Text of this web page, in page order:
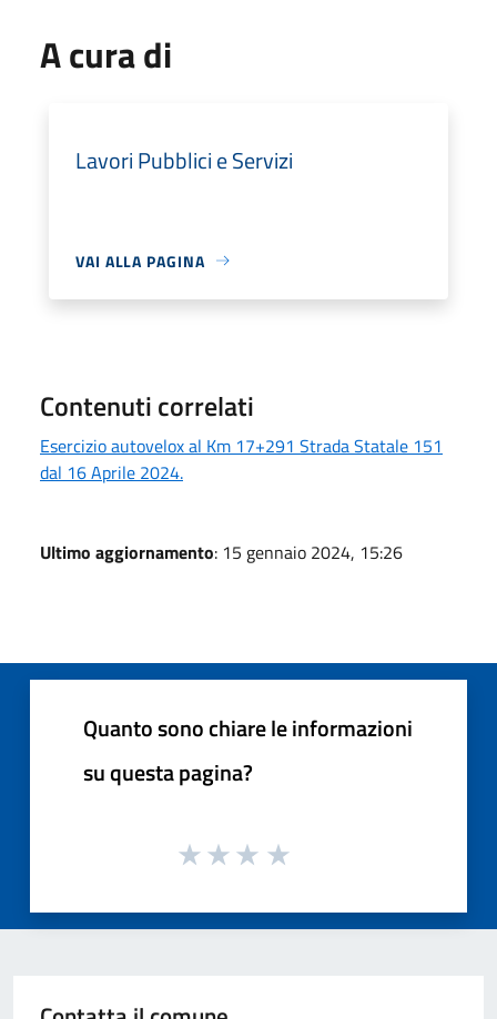
A cura di
Lavori Pubblici e Servizi
VAI ALLA PAGINA
Contenuti correlati
Esercizio autovelox al Km 17+291 Strada Statale 151
dal 16 Aprile 2024.
Ultimo aggiornamento: 15 gennaio 2024, 15:26
Quanto sono chiare le informazioni
su questa pagina?